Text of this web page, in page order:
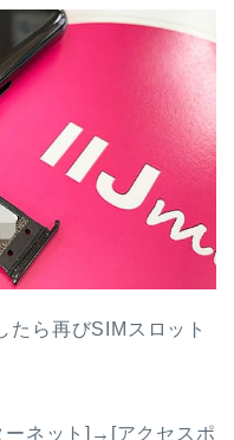
ら再びSIMスロット
ーネット]→[アクセスポ